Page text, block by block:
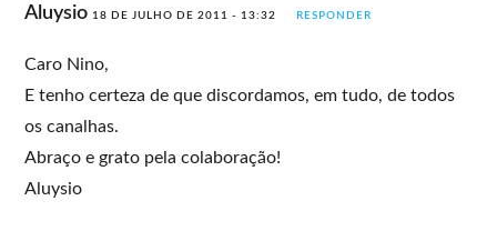
Aluysio 18 DE JULHO DE 2011 - 13:32 RESPONDER
Caro Nino,
E tenho certeza de que discordamos, em tudo, de todos
os canalhas.
Abraço e grato pela colaboração!
Aluysio